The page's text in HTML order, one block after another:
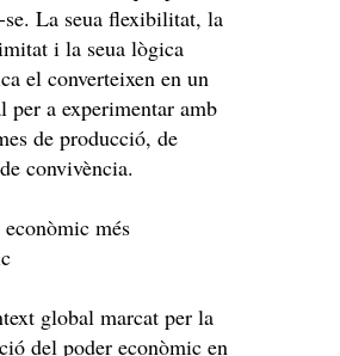
se. La seua flexibilitat, la
i la seua lògica
el converteixen en un
per a experimentar amb
de producció, de
convivència.
més
global marcat per la
del poder econòmic en